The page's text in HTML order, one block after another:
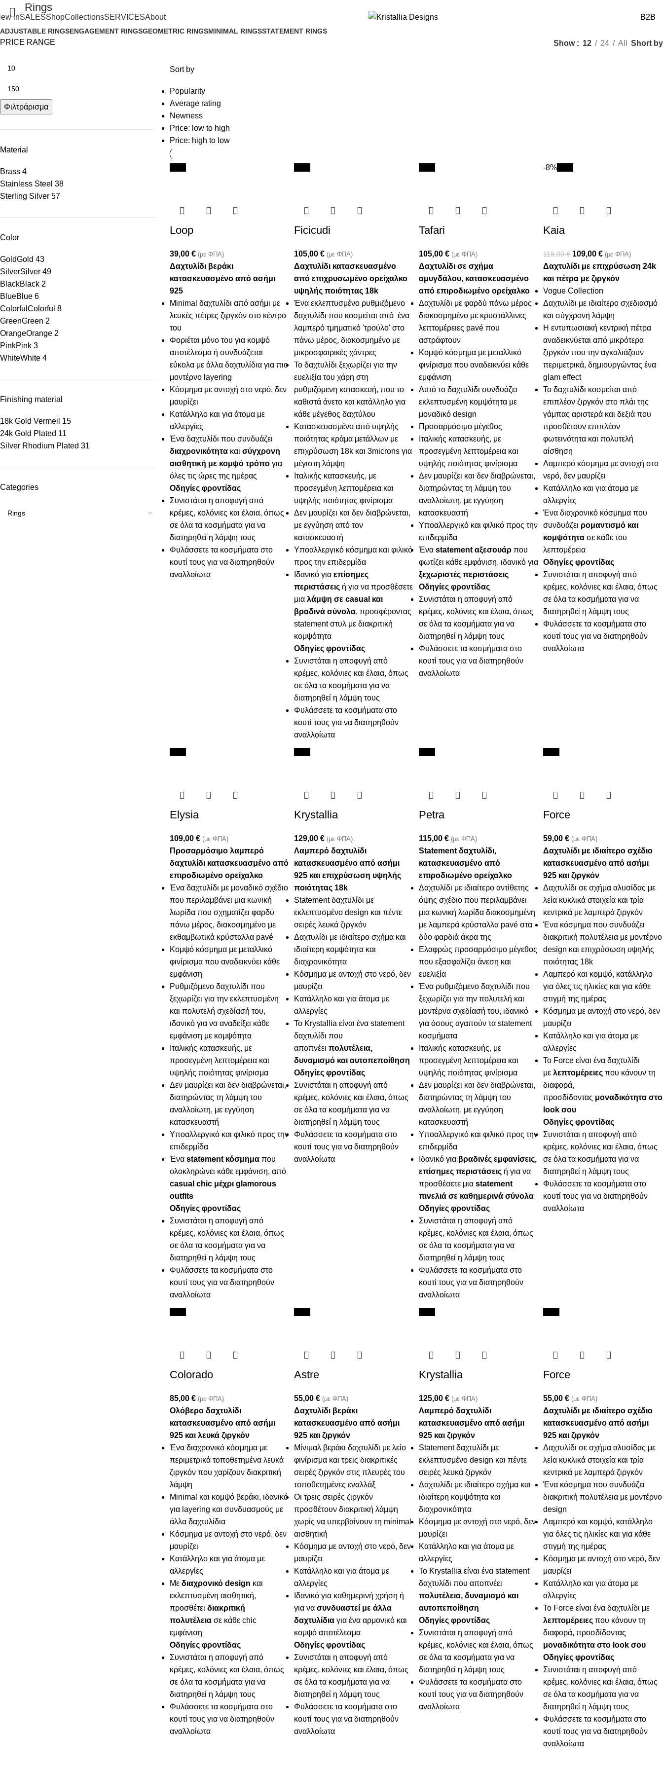
ON ORDERS OVER 100€
inSALESShopCollectionsSERVICESAbout B2B
Rings
ADJUSTABLE RINGSENGAGEMENT RINGSGEOMETRIC RINGSMINIMAL RINGSSTATEMENT RINGS
PRICE RANGE
Φιλτράρισμα
Material
Brass 4
Stainless Steel 38
Sterling Silver 57
Color
GoldGold 43
SilverSilver 49
BlackBlack 2
BlueBlue 6
Colorful Colorful 8
GreenGreen 2
OrangeOrange 2
PinkPink 3
WhiteWhite 4
Finishing material
18k Gold Vermeil 15
24k Gold Plated 11
Silver Rhodium Plated 31
Categories
Show 12 24 All Short by
Sort by
Popularity
Average rating
Newness
Price: low to high
Price: high to low
Loop
39,00 € (με ΦΠΑ)
Δαχτυλίδι βεράκι
κατασκευασμένο από ασήμι
925
Minimal δαχτυλίδι από ασήμι με
λευκές πέτρες ζιργκόν στο κέντρο
του
Φοριέται μόνο του για κομψό
αποτέλεσμα ή συνδυάζεται
εύκολα με άλλα δαχτυλίδια για πιο
μοντέρνο layering
Κόσμημα με αντοχή στο νερό, δεν
μαυρίζει
Κατάλληλο και για άτομα με
αλλεργίες
Ένα δαχτυλίδι που συνδυάζει
διαχρονικότητακαι σύγχρονη
αισθητική με κομψό τρόπο για
όλες τις ώρες της ημέρας
Οδηγίες φροντίδας
Συνιστάται η αποφυγή από
κρέμες, κολόνιες και έλαια, όπως
σε όλα τα κοσμήματα για να
διατηρηθεί η λάμψη τους
Φυλάσσετε τα κοσμήματα στο
κουτί τους για να διατηρηθούν
αναλλοίωτα
Ficicudi
105,00€ (με ΦΠΑ)
Δαχτυλίδι κατασκευασμένο
από επιχρυσωμένο ορείχαλκο
υψηλής ποιότητας 18k
Ένα εκλεπτυσμένο ρυθμιζόμενο
δαχτυλίδι που κοσμείται από ένα
λαμπερό τμηματικό 'τρούλο' στο
πάνω μέρος, διακοσμημένο με
μικροσφαιρικές χάντρες
Το δαχτυλίδι ξεχωρίζει για την
ευελιξία του χάρη στη
ρυθμιζόμενη κατασκευή, που το
καθιστά άνετο και κατάλληλο για
κάθε μέγεθος δαχτύλου
Κατασκευασμένο από υψηλής
ποιότητας κράμα μετάλλων με
επιχρύσωση 18k και 3microns για
μέγιστη λάμψη
Ιταλικής κατασκευής, με
προσεγμένη λεπτομέρεια και
υψηλής ποιότητας φινίρισμα
Δεν μαυρίζει και δεν διαβρώνεται,
με εγγύηση από τον
κατασκευαστή
Υποαλλεργικό κόσμημα και φιλικό
προς την επιδερμίδα
Ιδανικό γιαεπίσημες
περιστάσεις ή για να προσθέσετε
μιαλάμψη σε casual και
βραδινά σύνολα, προσφέροντας
statement στυλ με διακριτική
κομψότητα
Οδηγίες φροντίδας
Συνιστάται η αποφυγή από
κρέμες, κολόνιες και έλαια, όπως
σε όλα τα κοσμήματα για να
διατηρηθεί η λάμψη τους
Φυλάσσετε τα κοσμήματα στο
κουτί τους για να διατηρηθούν
αναλλοίωτα
Tafari
105,00 € (με ΦΠΑ)
Δαχτυλίδι σε σχήμα
αμυγδάλου, κατασκευασμένο
από επιροδιωμένο ορείχαλκο
Δαχτυλίδι με φαρδύ πάνω μέρος
διακοσμημένο με κρυστάλλινες
λεπτομέρειες pavé που
αστράφτουν
Κομψό κόσμημα με μεταλλικό
φινίρισμα που αναδεικνύει κάθε
εμφάνιση
Αυτό το δαχτυλίδι συνδυάζει
εκλεπτυσμένη κομψότητα με
μοναδικό design
Προσαρμόσιμο μέγεθος
Ιταλικής κατασκευής, με
προσεγμένη λεπτομέρεια και
υψηλής ποιότητας φινίρισμα
Δεν μαυρίζει και δεν διαβρώνεται,
διατηρώντας τη λάμψη του
αναλλοίωτη, με εγγύηση
κατασκευαστή
Υποαλλεργικό και φιλικό προς την
επιδερμίδα
Έναstatement αξεσουάρπου
φωτίζει κάθε εμφάνιση, ιδανικό για
ξεχωριστές περιστάσεις
Οδηγίες φροντίδας
Συνιστάται η αποφυγή από
κρέμες, κολόνιες και έλαια, όπως
σε όλα τα κοσμήματα για να
διατηρηθεί η λάμψη τους
Φυλάσσετε τα κοσμήματα στο
κουτί τους για να διατηρηθούν
αναλλοίωτα
-8%
Kaia
119,00€ 109,00€ (με ΦΠΑ)
Δαχτυλίδι με επιχρύσωση 24k
και πέτρα με ζιργκόν
Vogue Collection
Δαχτυλίδι με ιδιαίτερο σχεδιασμό
και σύγχρονη λάμψη
Η εντυπωσιακή κεντρική πέτρα
αναδεικνύεται από μικρότερα
ζιργκόν που την αγκαλιάζουν
περιμετρικά, δημιουργώντας ένα
glam effect
Το δαχτυλίδι κοσμείται από
επιπλέον ζιργκόν στο πλάι της
γάμπας αριστερά και δεξιά που
προσθέτουν επιπλέον
φωτεινότητα και πολυτελή
αίσθηση
Λαμπερό κόσμημα με αντοχή στο
νερό, δεν μαυρίζει
Κατάλληλο και για άτομα με
αλλεργίες
Ένα διαχρονικό κόσμημα που
συνδυάζει ρομαντισμό και
κομψότητα σε κάθε του
λεπτομέρεια
Οδηγίες φροντίδας
Συνιστάται η αποφυγή από
κρέμες, κολόνιες και έλαια, όπως
σε όλα τα κοσμήματα για να
διατηρηθεί η λάμψη τους
Φυλάσσετε τα κοσμήματα στο
κουτί τους για να διατηρηθούν
αναλλοίωτα
Elysia
109,00 € (με ΦΠΑ)
Προσαρμόσιμο λαμπερό
δαχτυλίδι κατασκευασμένο από
επιροδιωμένο ορείχαλκο
Ένα δαχτυλίδι με μοναδικό σχέδιο
που περιλαμβάνει μια κωνική
λωρίδα που σχηματίζει φαρδύ
πάνω μέρος, διακοσμημένο με
εκθαμβωτικά κρύσταλλα pavé
Κομψό κόσμημα με μεταλλικό
φινίρισμα που αναδεικνύει κάθε
εμφάνιση
Ρυθμιζόμενο δαχτυλίδι που
ξεχωρίζει για την εκλεπτυσμένη
και πολυτελή σχεδίασή του,
ιδανικό για να αναδείξει κάθε
εμφάνιση με κομψότητα
Ιταλικής κατασκευής, με
προσεγμένη λεπτομέρεια και
υψηλής ποιότητας φινίρισμα
Δεν μαυρίζει και δεν διαβρώνεται,
διατηρώντας τη λάμψη του
αναλλοίωτη, με εγγύηση
κατασκευαστή
Υποαλλεργικό και φιλικό προς την
επιδερμίδα
Ένα statement κόσμημαπου
ολοκληρώνει κάθε εμφάνιση, από
casual chic μέχρι glamorous
outfits
Οδηγίες φροντίδας
Συνιστάται η αποφυγή από
κρέμες, κολόνιες και έλαια, όπως
σε όλα τα κοσμήματα για να
διατηρηθεί η λάμψη τους
Φυλάσσετε τα κοσμήματα στο
κουτί τους για να διατηρηθούν
αναλλοίωτα
Krystallia
129,00€ (με ΦΠΑ)
Λαμπερό δαχτυλίδι
κατασκευασμένο από ασήμι
925 και επιχρύσωση υψηλής
ποιότητας 18k
Statement δαχτυλίδι με
εκλεπτυσμένο design και πέντε
σειρές λευκά ζιργκόν
Δαχτυλίδι με ιδιαίτερο σχήμα και
ιδιαίτερη κομψότητα και
διαχρονικότητα
Κόσμημα με αντοχή στο νερό, δεν
μαυρίζει
Κατάλληλο και για άτομα με
αλλεργίες
Το Krystallia είναι ένα statement
δαχτυλίδι που
αποπνέειπολυτέλεια,
δυναμισμό και αυτοπεποίθηση
Οδηγίες φροντίδας
Συνιστάται η αποφυγή από
κρέμες, κολόνιες και έλαια, όπως
σε όλα τα κοσμήματα για να
διατηρηθεί η λάμψη τους
Φυλάσσετε τα κοσμήματα στο
κουτί τους για να διατηρηθούν
αναλλοίωτα
Petra
115,00 € (με ΦΠΑ)
Statement δαχτυλίδι,
κατασκευασμένο από
επιροδιωμένο ορείχαλκο
Δαχτυλίδι με ιδιαίτερο αντίθετης
όψης σχέδιο που περιλαμβάνει
μια κωνική λωρίδα διακοσμημένη
με λαμπερά κρύσταλλα pavé στα
δύο φαρδιά άκρα της
Ελαφρώς προσαρμόσιμο μέγεθος
που εξασφαλίζει άνεση και
ευελιξία
Ένα ρυθμιζόμενο δαχτυλίδι που
ξεχωρίζει για την πολυτελή και
μοντέρνα σχεδίασή του, ιδανικό
για όσους αγαπούν τα statement
κοσμήματα
Ιταλικής κατασκευής, με
προσεγμένη λεπτομέρεια και
υψηλής ποιότητας φινίρισμα
Δεν μαυρίζει και δεν διαβρώνεται,
διατηρώντας τη λάμψη του
αναλλοίωτη, με εγγύηση
κατασκευαστή
Υποαλλεργικό και φιλικό προς την
επιδερμίδα
Ιδανικό για βραδινές εμφανίσεις,
επίσημες περιστάσειςή για να
προσθέσετε μια statement
πινελιά σε καθημερινά σύνολα
Οδηγίες φροντίδας
Συνιστάται η αποφυγή από
κρέμες, κολόνιες και έλαια, όπως
σε όλα τα κοσμήματα για να
διατηρηθεί η λάμψη τους
Φυλάσσετε τα κοσμήματα στο
κουτί τους για να διατηρηθούν
αναλλοίωτα
Force
59,00€ (με ΦΠΑ)
Δαχτυλίδι με ιδιαίτερο σχέδιο
κατασκευασμένο από ασήμι
925 και ζιργκόν
Δαχτυλίδι σε σχήμα αλυσίδας με
λεία κυκλικά στοιχεία και τρία
κεντρικά με λαμπερά ζιργκόν
Ένα κόσμημα που συνδυάζει
διακριτική πολυτέλεια με μοντέρνο
design και επιχρύσωση υψηλής
ποιότητας 18k
Λαμπερό και κομψό, κατάλληλο
για όλες τις ηλικίες και για κάθε
στιγμή της ημέρας
Κόσμημα με αντοχή στο νερό, δεν
μαυρίζει
Κατάλληλο και για άτομα με
αλλεργίες
Το Force είναι ένα δαχτυλίδι
μελεπτομέρειες που κάνουν τη
διαφορά,
προσδίδοντας μοναδικότητα στο
look σου
Οδηγίες φροντίδας
Συνιστάται η αποφυγή από
κρέμες, κολόνιες και έλαια, όπως
σε όλα τα κοσμήματα για να
διατηρηθεί η λάμψη τους
Φυλάσσετε τα κοσμήματα στο
κουτί τους για να διατηρηθούν
αναλλοίωτα
Colorado
85,00 € (με ΦΠΑ)
Ολόβερο δαχτυλίδι
κατασκευασμένο από ασήμι
925 και λευκά ζιργκόν
Ένα διαχρονικό κόσμημα με
περιμετρικά τοποθετημένα λευκά
ζιργκόν που χαρίζουν διακριτική
λάμψη
Minimal και κομψό βεράκι, ιδανικό
για layering και συνδυασμούς με
άλλα δαχτυλίδια
Κόσμημα με αντοχή στο νερό, δεν
μαυρίζει
Κατάλληλο και για άτομα με
αλλεργίες
Με διαχρονικό design και
εκλεπτυσμένη αισθητική,
προσθέτει διακριτική
πολυτέλειασε κάθε chic
εμφάνιση
Οδηγίες φροντίδας
Συνιστάται η αποφυγή από
κρέμες, κολόνιες και έλαια, όπως
σε όλα τα κοσμήματα για να
διατηρηθεί η λάμψη τους
Φυλάσσετε τα κοσμήματα στο
κουτί τους για να διατηρηθούν
αναλλοίωτα
Astre
55,00€ (με ΦΠΑ)
Δαχτυλίδι βεράκι
κατασκευασμένο από ασήμι
925 και ζιργκόν
Μίνιμαλ βεράκι δαχτυλίδι με λείο
φινίρισμα και τρεις διακριτικές
σειρές ζιργκόν στις πλευρές του
τοποθετημένες εναλλάξ
Οι τρεις σειρές ζιργκόν
προσθέτουν διακριτική λάμψη
χωρίς να υπερβαίνουν τη minimal
αισθητική
Κόσμημα με αντοχή στο νερό, δεν
μαυρίζει
Κατάλληλο και για άτομα με
αλλεργίες
Ιδανικό για καθημερινή χρήση ή
για νασυνδυαστεί με άλλα
δαχτυλίδια για ένα αρμονικό και
κομψό αποτέλεσμα
Οδηγίες φροντίδας
Συνιστάται η αποφυγή από
κρέμες, κολόνιες και έλαια, όπως
σε όλα τα κοσμήματα για να
διατηρηθεί η λάμψη τους
Φυλάσσετε τα κοσμήματα στο
κουτί τους για να διατηρηθούν
αναλλοίωτα
Krystallia
125,00 € (με ΦΠΑ)
Λαμπερό δαχτυλίδι
κατασκευασμένο από ασήμι
925 και ζιργκόν
Statement δαχτυλίδι με
εκλεπτυσμένο design και πέντε
σειρές λευκά ζιργκόν
Δαχτυλίδι με ιδιαίτερο σχήμα και
ιδιαίτερη κομψότητα και
διαχρονικότητα
Κόσμημα με αντοχή στο νερό, δεν
μαυρίζει
Κατάλληλο και για άτομα με
αλλεργίες
Το Krystallia είναι ένα statement
δαχτυλίδι που αποπνέει
πολυτέλεια, δυναμισμό και
αυτοπεποίθηση
Οδηγίες φροντίδας
Συνιστάται η αποφυγή από
κρέμες, κολόνιες και έλαια, όπως
σε όλα τα κοσμήματα για να
διατηρηθεί η λάμψη τους
Φυλάσσετε τα κοσμήματα στο
κουτί τους για να διατηρηθούν
αναλλοίωτα
Force
55,00€ (με ΦΠΑ)
Δαχτυλίδι με ιδιαίτερο σχέδιο
κατασκευασμένο από ασήμι
925 και ζιργκόν
Δαχτυλίδι σε σχήμα αλυσίδας με
λεία κυκλικά στοιχεία και τρία
κεντρικά με λαμπερά ζιργκόν
Ένα κόσμημα που συνδυάζει
διακριτική πολυτέλεια με μοντέρνο
design
Λαμπερό και κομψό, κατάλληλο
για όλες τις ηλικίες και για κάθε
στιγμή της ημέρας
Κόσμημα με αντοχή στο νερό, δεν
μαυρίζει
Κατάλληλο και για άτομα με
αλλεργίες
Το Force είναι ένα δαχτυλίδι με
λεπτομέρειες που κάνουν τη
διαφορά, προσδίδοντας
μοναδικότητα στο look σου
Οδηγίες φροντίδας
Συνιστάται η αποφυγή από
κρέμες, κολόνιες και έλαια, όπως
σε όλα τα κοσμήματα για να
διατηρηθεί η λάμψη τους
Φυλάσσετε τα κοσμήματα στο
κουτί τους για να διατηρηθούν
αναλλοίωτα